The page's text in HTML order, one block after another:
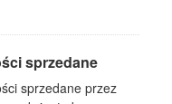
sprzedane
sprzedane przez